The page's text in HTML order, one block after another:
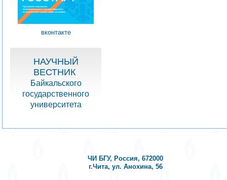
вконтакте
НАУЧНЫЙ
ВЕСТНИК
Байкальского
государственного
университета
ЧИ БГУ, Россия, 672000
г.Чита, ул. Анохина, 56